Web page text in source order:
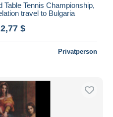
Table Tennis Championship,
travel to Bulgaria
$
Privatperson